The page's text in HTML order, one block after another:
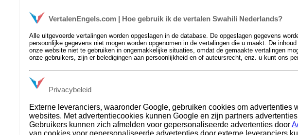
VertalenEngels.com | Hoe gebruik ik de vertalen Swahili Nederlands?
Alle uitgevoerde vertalingen worden opgeslagen in de database. De opgeslagen gegevens
persoonlijke gegevens niet mogen worden opgenomen in de vertalingen die u maakt. De
onze website niet te gebruiken in ongemakkelijke situaties, omdat de gemaakte vertalingen
onze gebruikers, zijn er beledigingen aan persoonlijkheid en of auteursrecht, enz. u kunt ons
Privacybeleid
Externe leveranciers, waaronder Google, gebruiken cookies om
websites. Met advertentiecookies kunnen Google en zijn partners
Gebruikers kunnen zich afmelden voor gepersonaliseerde advertenties door
van cookies voor gepersonaliseerde advertenties door externe leveranciers